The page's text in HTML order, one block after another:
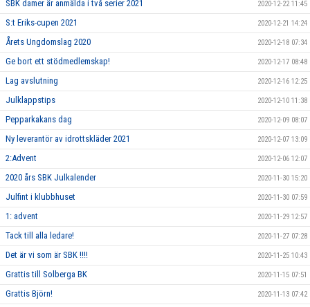
SBK damer är anmälda i två serier 2021 2020-12-22 11:45
S:t Eriks-cupen 2021 2020-12-21 14:24
Årets Ungdomslag 2020 2020-12-18 07:34
Ge bort ett stödmedlemskap! 2020-12-17 08:48
Lag avslutning 2020-12-16 12:25
Julklappstips 2020-12-10 11:38
Pepparkakans dag 2020-12-09 08:07
Ny leverantör av idrottskläder 2021 2020-12-07 13:09
2:Advent 2020-12-06 12:07
2020 års SBK Julkalender 2020-11-30 15:20
Julfint i klubbhuset 2020-11-30 07:59
1: advent 2020-11-29 12:57
Tack till alla ledare! 2020-11-27 07:28
Det är vi som är SBK !!!! 2020-11-25 10:43
Grattis till Solberga BK 2020-11-15 07:51
Grattis Björn! 2020-11-13 07:42